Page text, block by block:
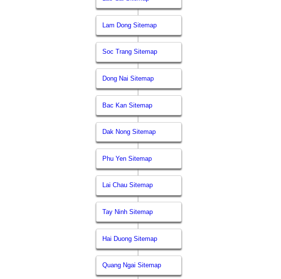
Lam Dong Sitemap
Soc Trang Sitemap
Dong Nai Sitemap
Bac Kan Sitemap
Dak Nong Sitemap
Phu Yen Sitemap
Lai Chau Sitemap
Tay Ninh Sitemap
Hai Duong Sitemap
Quang Ngai Sitemap